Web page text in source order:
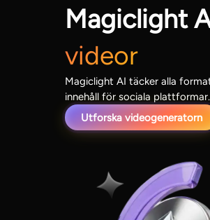
Magiclight
videor
Magiclight AI täcker alla
innehåll för sociala plattformar.
Utforska videogeneratorn